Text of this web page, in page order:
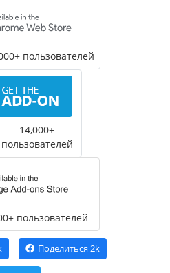
пользователей
14,000+
пользователей
пользователей
Поделиться 2k